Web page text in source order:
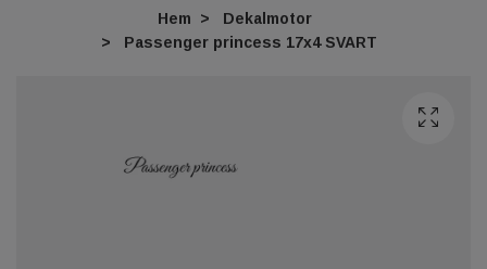
Hem
Dekalmotor
Passenger princess 17x4 SVART